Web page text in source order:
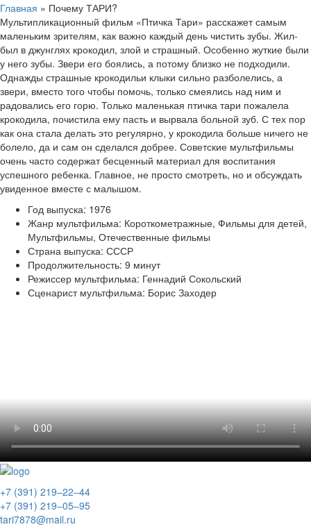
Главная » Почему ТАРИ?
Мультипликационный фильм «Птичка Тари» расскажет самым
маленьким зрителям, как важно каждый день чистить зубы. Жил-
был в джунглях крокодил, злой и страшный. Особенно жуткие были
у него зубы. Звери его боялись, а потому близко не подходили.
Однажды страшные крокодильи клыки сильно разболелись, а
звери, вместо того чтобы помочь, только смеялись над ним и
радовались его горю. Только маленькая птичка тари пожалела
крокодила, почистила ему пасть и вырвала больной зуб. С тех пор
как она стала делать это регулярно, у крокодила больше ничего не
болело, да и сам он сделался добрее. Советские мультфильмы
очень часто содержат бесценный материал для воспитания
успешного ребенка. Главное, не просто смотреть, но и обсуждать
увиденное вместе с малышом.
Год выпуска: 1976
Жанр мультфильма: Короткометражные, Фильмы для детей,
Мультфильмы, Отечественные фильмы
Страна выпуска: СССР
Продолжительность: 9 минут
Режиссер мультфильма: Геннадий Сокольский
Сценарист мультфильма: Борис Заходер
+7 (391) 219‒22‒44
+7 (391) 219‒05‒95
tari7878@mail.ru